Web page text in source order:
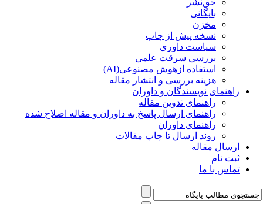
حق‌نشر
بایگانی
مخزن
نسخه پیش از چاپ
سیاست داوری
بررسی سرقت علمی
استفاده ازهوش مصنوعی(AI)
هزینه بررسی و انتشار مقاله
راهنمای نویسندگان و داوران
راهنمای تدوین مقاله
راهنمای ارسال پاسخ به داوران و مقاله اصلاح شده
راهنمای داوران
روند ارسال تا چاپ مقالات
ارسال مقاله
ثبت نام
تماس با ما